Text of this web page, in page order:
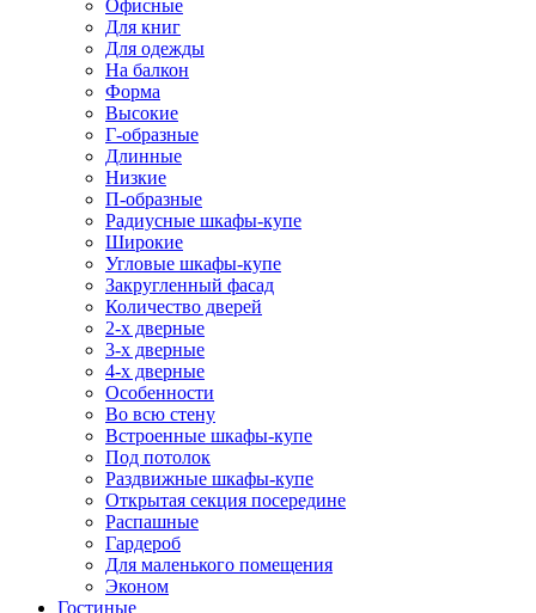
Офисные
Для книг
Для одежды
На балкон
Форма
Высокие
Г-образные
Длинные
Низкие
П-образные
Радиусные шкафы-купе
Широкие
Угловые шкафы-купе
Закругленный фасад
Количество дверей
2-х дверные
3-х дверные
4-х дверные
Особенности
Во всю стену
Встроенные шкафы-купе
Под потолок
Раздвижные шкафы-купе
Открытая секция посередине
Распашные
Гардероб
Для маленького помещения
Эконом
Гостиные